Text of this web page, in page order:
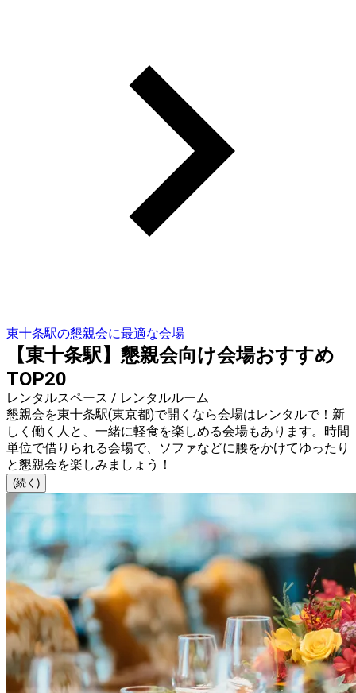
東十条駅の懇親会に最適な会場
【東十条駅】懇親会向け会場おすすめ
TOP20
レンタルスペース / レンタルルーム
懇親会を東十条駅(東京都)で開くなら会場はレンタルで！新
しく働く人と、一緒に軽食を楽しめる会場もあります。時間
単位で借りられる会場で、ソファなどに腰をかけてゆったり
と懇親会を楽しみましょう！
(続く)